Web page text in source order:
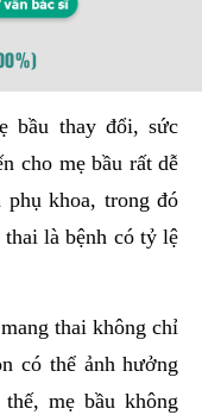
bầu thay đổi, sức
cho mẹ bầu rất dễ
phụ khoa, trong đó
là bệnh có tỷ lệ
thai không chỉ
có thể ảnh hưởng
mẹ bầu không